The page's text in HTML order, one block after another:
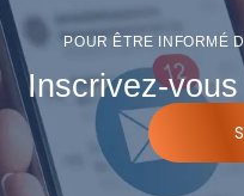
POUR ÊTRE INFORMÉ
Inscrivez-